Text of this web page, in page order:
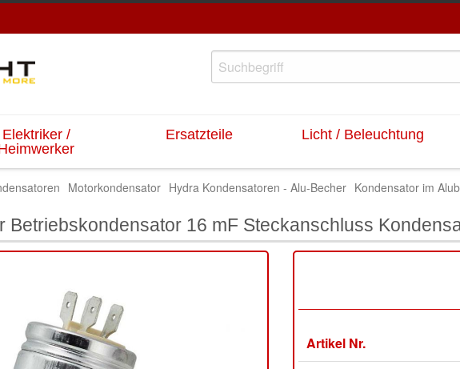
Elektriker /
Ersatzteile Licht / Beleuchtung
Motorkondensator Hydra Kondensatoren - Alu-Becher Kondensator im
Betriebskondensator 16 mF Steckanschluss
Artikel Nr.